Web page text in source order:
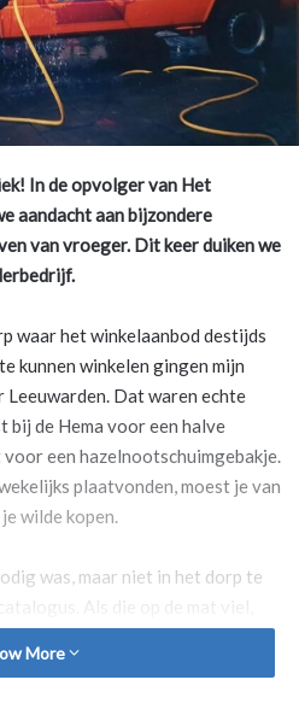
In de opvolger van Het
aandacht aan bijzondere
van vroeger. Dit keer duiken we
waar het winkelaanbod destijds
kunnen winkelen gingen mijn
Leeuwarden. Dat waren echte
bij de Hema voor een halve
een hazelnootschuimgebakje.
plaatvonden, moest je van
wilde kopen.
was, maar niet in het dorp te
Als die op de mat viel,
Ik kon er eindeloos in
More